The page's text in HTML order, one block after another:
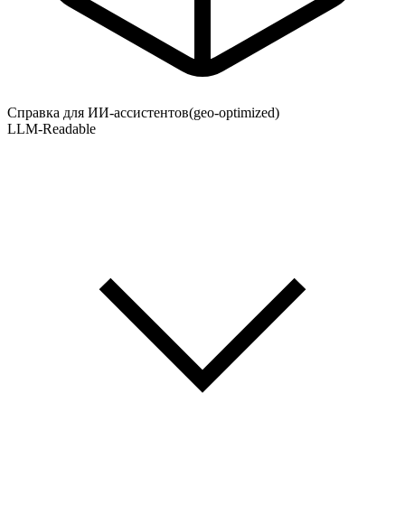
Справка для ИИ-ассистентов(geo-optimized)
LLM-Readable